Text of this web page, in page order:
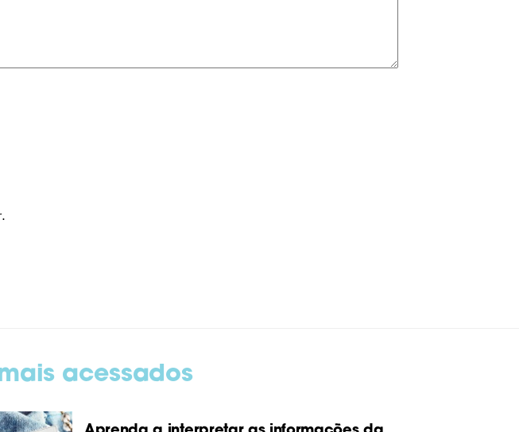
acessados